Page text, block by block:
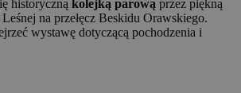
historyczną kolejką parową przez piękną
na przełęcz Beskidu Orawskiego.
wystawę dotyczącą pochodzenia i